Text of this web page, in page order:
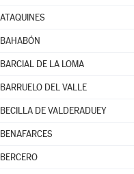
ATAQUINES
BAHABÓN
BARCIAL DE LA LOMA
BARRUELO DEL VALLE
BECILLA DE VALDERADUEY
BENAFARCES
BERCERO